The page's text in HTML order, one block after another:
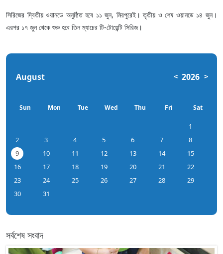
সিরিজের দ্বিতীয় ওয়ানডে অনুষ্ঠিত হবে ১১ জুন, মিরপুরেই। তৃতীয় ও শেষ ওয়ানডে ১৪ জুন।
এরপর ১৭ জুন থেকে শুরু হবে তিন ম্যাচের টি-টোয়েন্টি সিরিজ।
August < 2026 >
Sun Mon Tue Wed Thu Fri Sat
1
2
3 4 5 6 7
8
9
10 11 12 13 14
15
16
17 18 19 20 21
22
23
24 25 26 27 28
29
30
31
সর্বশেষ সংবাদ